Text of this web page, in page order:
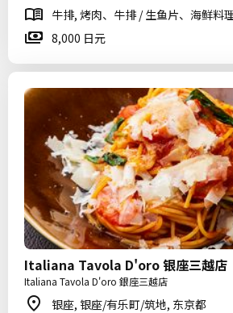
牛排, 烤肉、牛排 / 生鱼片、海鲜料
8,000 日元
Italiana Tavola D'oro 银座三越店
Italiana Tavola D'oro 銀座三越店
银座, 银座/有乐町/筑地, 东京都